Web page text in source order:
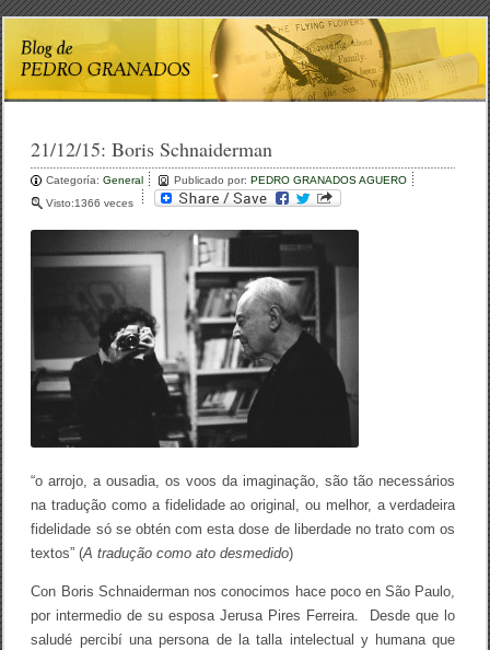
21/12/15:Boris Schnaiderman
Categoría:General Publicado por:PEDRO GRANADOS AGUERO
Visto:1366 veces
“o arrojo, a ousadia, os voos da imaginação, são tão necessários
na tradução como a fidelidade ao original, ou melhor, a verdadeira
fidelidade só se obtén com esta dose de liberdade no trato com os
textos” (A tradução como ato desmedido)
Con Boris Schnaiderman nos conocimos hace poco en São Paulo,
por intermedio de su esposa Jerusa Pires Ferreira. Desde que lo
saludé percibí una persona de la talla intelectual y humana que